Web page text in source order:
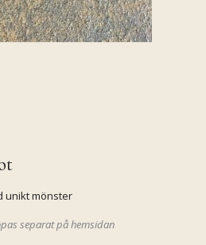
unikt mönster
separat på hemsidan